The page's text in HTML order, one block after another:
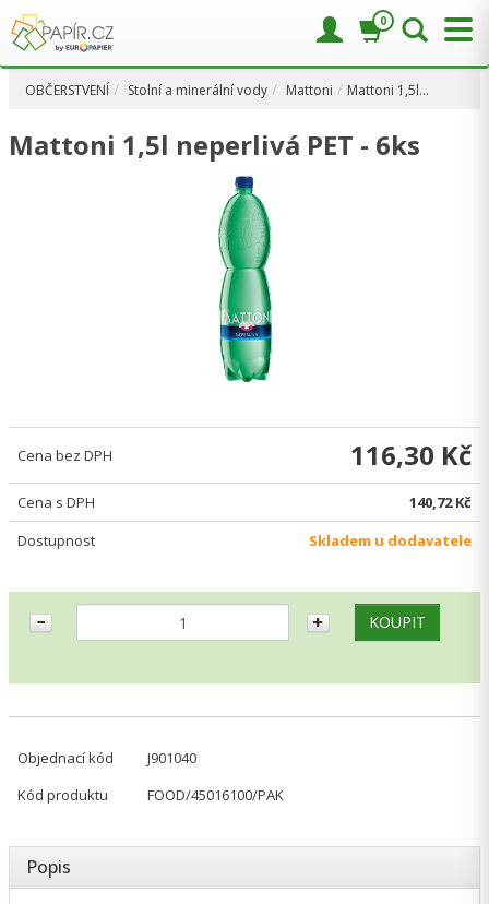
OBČERSTVENÍ Stolní a minerální vody Mattoni Mattoni 1,5l…
Mattoni 1,5l neperlivá PET - 6ks
Cena bez DPH 116,30 Kč
Cena s DPH
140,72 Kč
Dostupnost
Skladem u dodavatele
Objednací kód
J901040
Kód produktu
FOOD/45016100/PAK
Popis
0